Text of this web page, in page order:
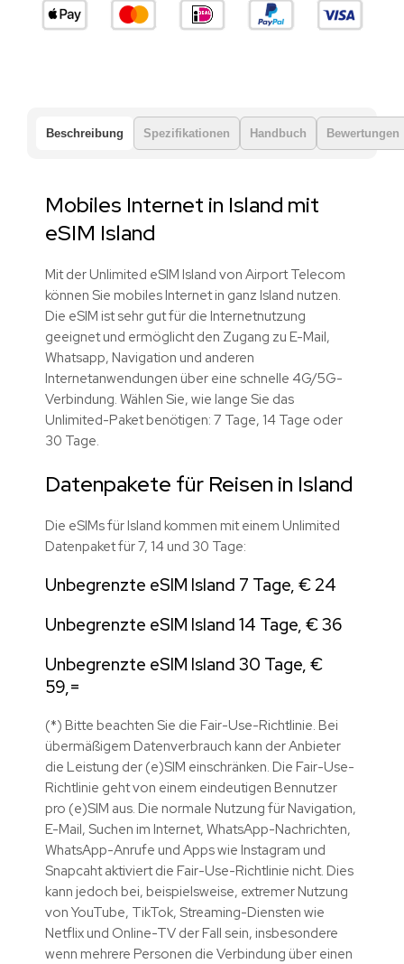
Beschreibung Spezifikationen Handbuch Bewertungen
Mobiles Internet in Island mit
eSIM Island
Mit der Unlimited eSIM Island von Airport Telecom
können Sie mobiles Internet in ganz Island nutzen.
Die eSIM ist sehr gut für die Internetnutzung
geeignet und ermöglicht den Zugang zu E-Mail,
Whatsapp, Navigation und anderen
Internetanwendungen über eine schnelle 4G/5G-
Verbindung. Wählen Sie, wie lange Sie das
Unlimited-Paket benötigen: 7 Tage, 14 Tage oder
30 Tage.
Datenpakete für Reisen in Island
Die eSIMs für Island kommen mit einem Unlimited
Datenpaket für 7, 14 und 30 Tage:
Unbegrenzte eSIM Island 7 Tage, € 24
Unbegrenzte eSIM Island 14 Tage, € 36
Unbegrenzte eSIM Island 30 Tage, €
59,=
(*) Bitte beachten Sie die Fair-Use-Richtlinie. Bei
übermäßigem Datenverbrauch kann der Anbieter
die Leistung der (e)SIM einschränken. Die Fair-Use-
Richtlinie geht von einem eindeutigen Bennutzer
pro (e)SIM aus. Die normale Nutzung für Navigation,
E-Mail, Suchen im Internet, WhatsApp-Nachrichten,
WhatsApp-Anrufe und Apps wie Instagram und
Snapcaht aktiviert die Fair-Use-Richtlinie nicht. Dies
kann jedoch bei, beispielsweise, extremer Nutzung
von YouTube, TikTok, Streaming-Diensten wie
Netflix und Online-TV der Fall sein, insbesondere
wenn mehrere Personen die Verbindung über einen